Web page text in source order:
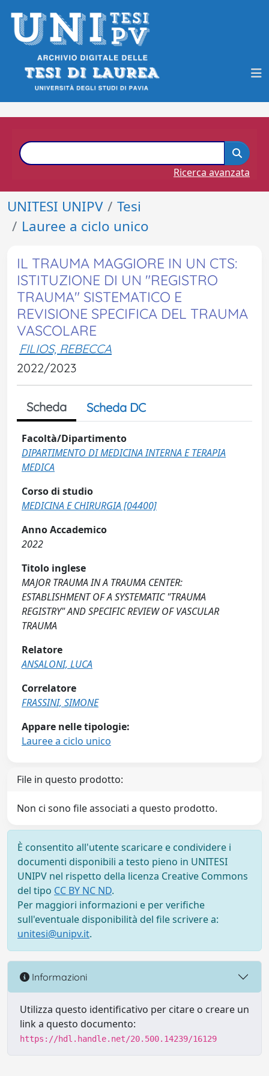
Ricerca avanzata
UNITESI UNIPV
Tesi
Lauree a ciclo unico
IL TRAUMA MAGGIORE IN UN CTS:
ISTITUZIONE DI UN "REGISTRO
TRAUMA" SISTEMATICO E
REVISIONE SPECIFICA DEL TRAUMA
VASCOLARE
FILIOS, REBECCA
2022/2023
Scheda Scheda DC
Facoltà/Dipartimento
DIPARTIMENTO DI MEDICINA INTERNA E TERAPIA
MEDICA
Corso di studio
MEDICINA E CHIRURGIA [04400]
Anno Accademico
2022
Titolo inglese
MAJOR TRAUMA IN A TRAUMA CENTER:
ESTABLISHMENT OF A SYSTEMATIC "TRAUMA
REGISTRY" AND SPECIFIC REVIEW OF VASCULAR
TRAUMA
Relatore
ANSALONI, LUCA
Correlatore
FRASSINI, SIMONE
Appare nelle tipologie:
Lauree a ciclo unico
File in questo prodotto:
Non ci sono file associati a questo prodotto.
È consentito all'utente scaricare e condividere i
documenti disponibili a testo pieno in UNITESI
UNIPV nel rispetto della licenza Creative Commons
del tipo CC BY NC ND.
Per maggiori informazioni e per verifiche
sull'eventuale disponibilità del file scrivere a:
unitesi@unipv.it.
Informazioni
Utilizza questo identificativo per citare o creare un
link a questo documento:
https://hdl.handle.net/20.500.14239/16129